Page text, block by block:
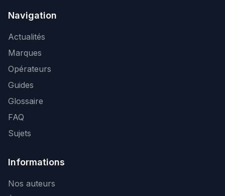
Navigation
Actualités
Marques
Opérateurs
Guides
Glossaire
FAQ
Sujets
Informations
Nos auteurs